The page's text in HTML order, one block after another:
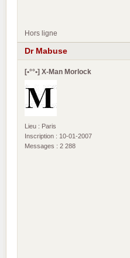
Hors ligne
Dr Mabuse
[•°°•] X-Man Morlock
Lieu : Paris
Inscription : 10-01-2007
Messages : 2 288